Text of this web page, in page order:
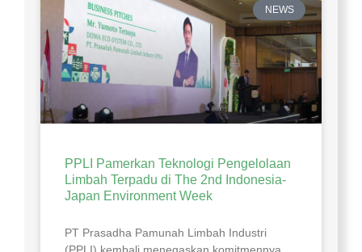
NEWS
PPLI Pamerkan Teknologi Pengelolaan
Limbah Terpadu di The 2nd Indonesia-
Japan Environment Week
PT Prasadha Pamunah Limbah Industri